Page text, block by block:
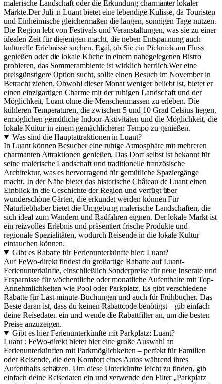
malerische Landschaft oder die Erkundung charmanter lokaler
Märkte.Der Juli in Luant bietet eine lebendige Kulisse, da Touristen
und Einheimische gleichermaßen die langen, sonnigen Tage nutzen.
Die Region lebt von Festivals und Veranstaltungen, was sie zu einer
idealen Zeit für diejenigen macht, die neben Entspannung auch
kulturelle Erlebnisse suchen. Egal, ob Sie ein Picknick am Fluss
genießen oder die lokale Küche in einem nahegelegenen Bistro
probieren, das Sommerambiente ist wirklich herrlich.Wer eine
preisgünstigere Option sucht, sollte einen Besuch im November in
Betracht ziehen. Obwohl dieser Monat weniger beliebt ist, bietet er
einen einzigartigen Charme mit der ruhigen Landschaft und der
Möglichkeit, Luant ohne die Menschenmassen zu erleben. Die
kühleren Temperaturen, die zwischen 5 und 10 Grad Celsius liegen,
ermöglichen gemütliche Indoor-Aktivitäten und die Möglichkeit, die
lokale Kultur in einem gemächlicheren Tempo zu genießen.
Was sind die Hauptattraktionen in Luant?
In Luant können Besucher eine ruhige Atmosphäre mit mehreren
charmanten Attraktionen genießen. Das Dorf selbst ist bekannt für
seine malerische Landschaft und traditionelle französische
Architektur, was es hervorragend für gemütliche Spaziergänge
macht. In der Nähe bietet das historische Château de Luant einen
Einblick in die Geschichte der Region und verfügt über
wunderschöne Gärten, die erkundet werden können.Für
Naturliebhaber bietet die Umgebung malerische Landschaften, die
sich ideal zum Wandern und Radfahren eignen. Der lokale Markt ist
ein reizvolles Erlebnis und präsentiert frische Produkte und
regionale Spezialitäten, wodurch Reisende in die lokale Kultur
eintauchen können.
Gibt es Rabatte für Ferienunterkünfte hier: Luant?
Auf FeWo-direkt findest du großartige Rabatte auf Luant-
Ferienunterkünfte, einschließlich Sonderpreise für neue Inserate und
Ersparnisse für wöchentliche oder monatliche Aufenthalte mit Top-
Annehmlichkeiten wie Pool oder Parkplatz. Es gibt verschiedene
Rabatte für Last-minute-Buchungen und auch für Frühbucher. Das
Beste daran ist, dass du keinen Rabattcode benötigst – gib einfach
deine Reisedaten ein und wende die Rabattfilter an, um die besten
Preise anzuzeigen.
Gibt es hier Ferienunterkünfte mit Parkplatz: Luant?
Luant : FeWo-direkt bietet hier eine große Auswahl an
Ferienunterkünften mit Parkmöglichkeiten – perfekt für Familien
oder Reisende, die den Komfort eines Autos während ihres
Aufenthalts schätzen. Um diese Unterkünfte leicht zu finden, gib
einfach deine Reisedaten ein und verwende den Filter „Parkplatz